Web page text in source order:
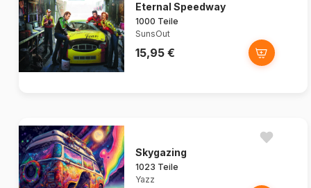
Eternal Speedway
1000 Teile
SunsOut
15,95 €
Skygazing
1023 Teile
Yazz